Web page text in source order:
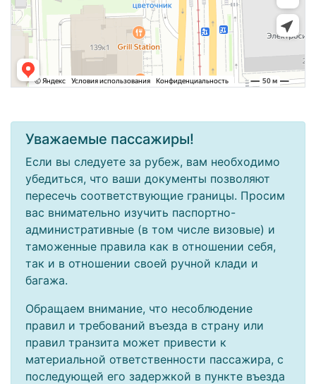
Уважаемые пассажиры!
Если вы следуете за рубеж, вам необходимо
убедиться, что ваши документы позволяют
пересечь соответствующие границы. Просим
вас внимательно изучить паспортно-
административные (в том числе визовые) и
таможенные правила как в отношении себя,
так и в отношении своей ручной клади и
багажа.
Обращаем внимание, что несоблюдение
правил и требований въезда в страну или
правил транзита может привести к
материальной ответственности пассажира, с
последующей его задержкой в пункте въезда